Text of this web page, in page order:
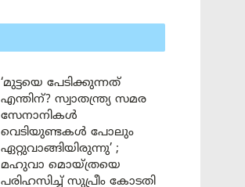
‘മുട്ടയെ പേടിക്കുന്നത്
എന്തിന്? സ്വാതന്ത്ര്യ സമര
സേനാനികൾ
വെടിയുണ്ടകൾ പോലും
ഏറ്റുവാങ്ങിയിരുന്നു’ ;
മഹുവാ മൊയ്ത്രയെ
പരിഹസിച്ച് സുപ്രീം കോടതി